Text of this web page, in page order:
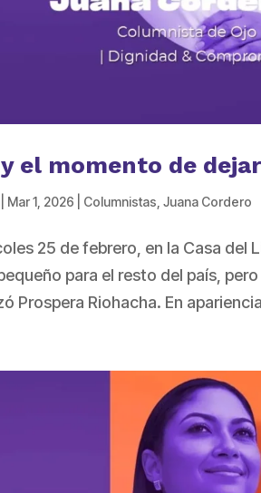
el momento de
Mar 1, 2026 Columnistas ,Juana Cordero
25 de febrero, en la Casa del
para el resto del país,
Prospera Riohacha. En